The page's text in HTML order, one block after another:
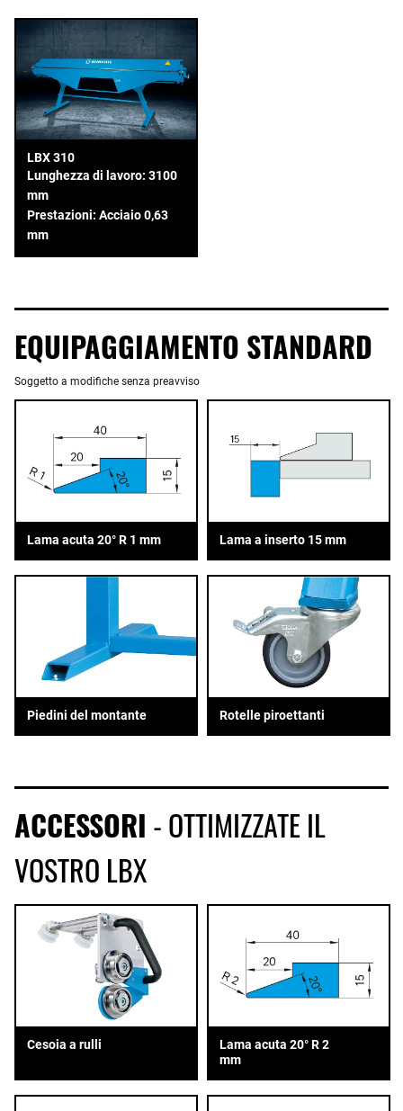
LBX 310
Lunghezza di lavoro: 3100
mm
Prestazioni: Acciaio 0,63
mm
EQUIPAGGIAMENTO STANDARD
Soggetto a modifiche senza preavviso
Lama acuta 20° R 1 mm Lama a inserto 15 mm
Piedini del montante Rotelle piroettanti
ACCESSORI - OTTIMIZZATE IL
VOSTRO LBX
Cesoia a rulli
Lama acuta 20° R 2
mm